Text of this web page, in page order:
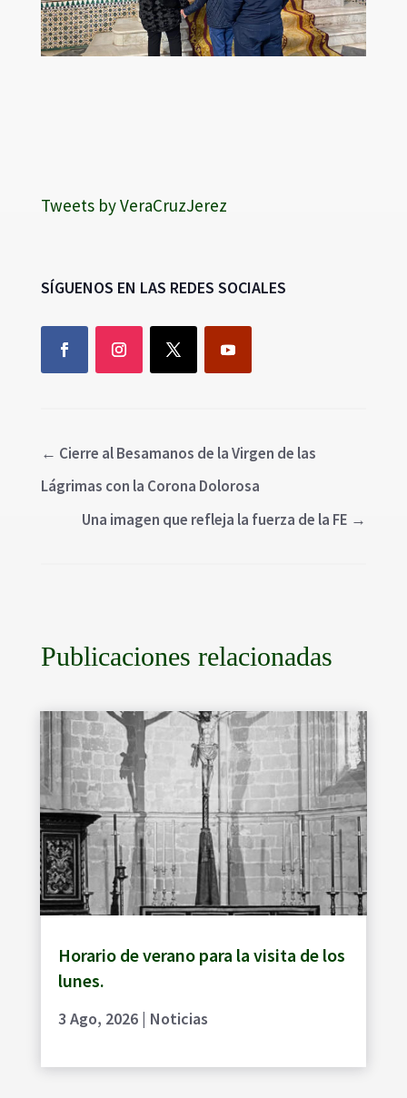
Tweets by VeraCruzJerez
SÍGUENOS EN LAS REDES SOCIALES
← Cierre al Besamanos de la Virgen de las
Lágrimas con la Corona Dolorosa
Una imagen que refleja la fuerza de la FE →
Publicaciones relacionadas
Horario de verano para la visita de los
lunes.
3 Ago, 2026| Noticias